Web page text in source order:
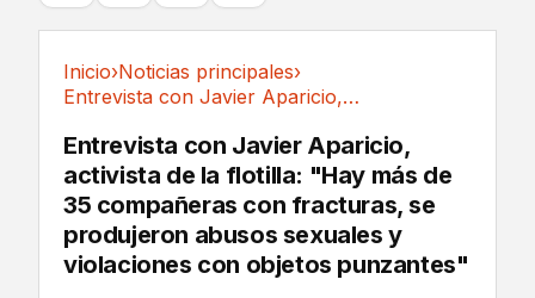
Inicio›Noticias principales›
Entrevista con Javier Aparicio, activista de...
Entrevista con Javier Aparicio,
activista de la flotilla: "Hay más de
35 compañeras con fracturas, se
produjeron abusos sexuales y
violaciones con objetos punzantes"